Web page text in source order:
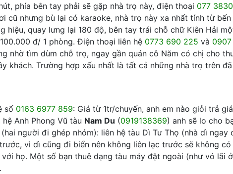
phía bên tay phải sẽ gặp nhà trọ này, điện thoại 077
cũ nhưng bù lại có karaoke, nhà trọ này xa nhất tính từ bến
hiệu, quay lưng lại 180 độ, bên tay trái chỗ chữ Kiên Hải
đ/ 1 phòng. Điện thoại liên hệ 0773 690 225 và
nhờ tìm dùm chỗ trọ, ngay gần quán cô Năm có chị cho
khách. Trường hợp xấu nhất là tất cả những nhà trọ trên
số 0163 6977 859: Giá từ 1tr/chuyến, anh em nào giỏi trả
Anh Phong Vũ tàu Nam Du (0919138369) anh sẽ lo cho
người đi ghép nhóm): liên hệ tàu Dì Tư Thọ (nhà dì ngay
vì dì cũng đi biển nên không liên lạc trước sẽ không
họ. Một số bạn thuê dạng tàu máy đặt ngoài (như vỏ lãi